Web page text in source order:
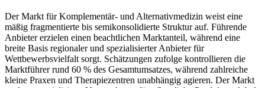
Der Markt für Komplementär- und Alternativmedizin weist eine
mäßig fragmentierte bis semikonsolidierte Struktur auf. Führende
Anbieter erzielen einen beachtlichen Marktanteil, während eine
breite Basis regionaler und spezialisierter Anbieter für
Wettbewerbsvielfalt sorgt. Schätzungen zufolge kontrollieren die
Marktführer rund 60 % des Gesamtumsatzes, während zahlreiche
kleine Praxen und Therapiezentren unabhängig agieren. Der Markt